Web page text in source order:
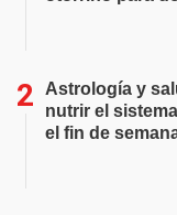
Astrología y
nutrir el
el fin de